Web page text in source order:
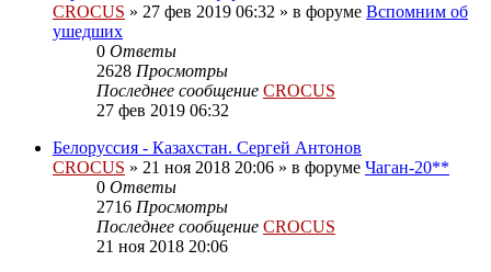
CROCUS » 27 фев 2019 06:32 » в форуме Вспомним об
ушедших
0 Ответы
2628 Просмотры
Последнее сообщение CROCUS
27 фев 2019 06:32
Белоруссия - Казахстан. Сергей Антонов
CROCUS » 21 ноя 2018 20:06 » в форуме Чаган-20**
0 Ответы
2716 Просмотры
Последнее сообщение CROCUS
21 ноя 2018 20:06